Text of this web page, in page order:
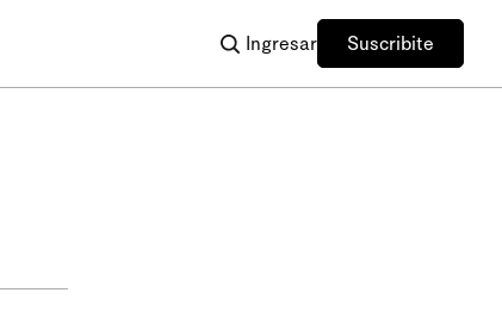
Ingresar Suscribite